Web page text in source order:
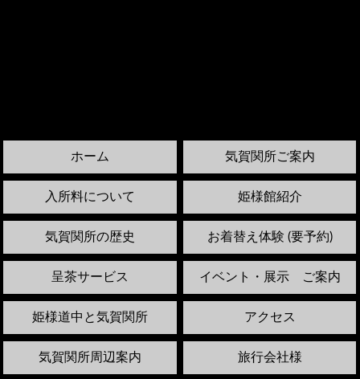
ホーム 気賀関所ご案内
入所料について 姫様館紹介
気賀関所の歴史 お着替え体験 (要予約)
呈茶サービス イベント・展示 ご案内
姫様道中と気賀関所 アクセス
気賀関所周辺案内 旅行会社様